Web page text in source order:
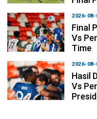
2026-08-
Final
Vs
Time
2026-08-
Hasil
Vs